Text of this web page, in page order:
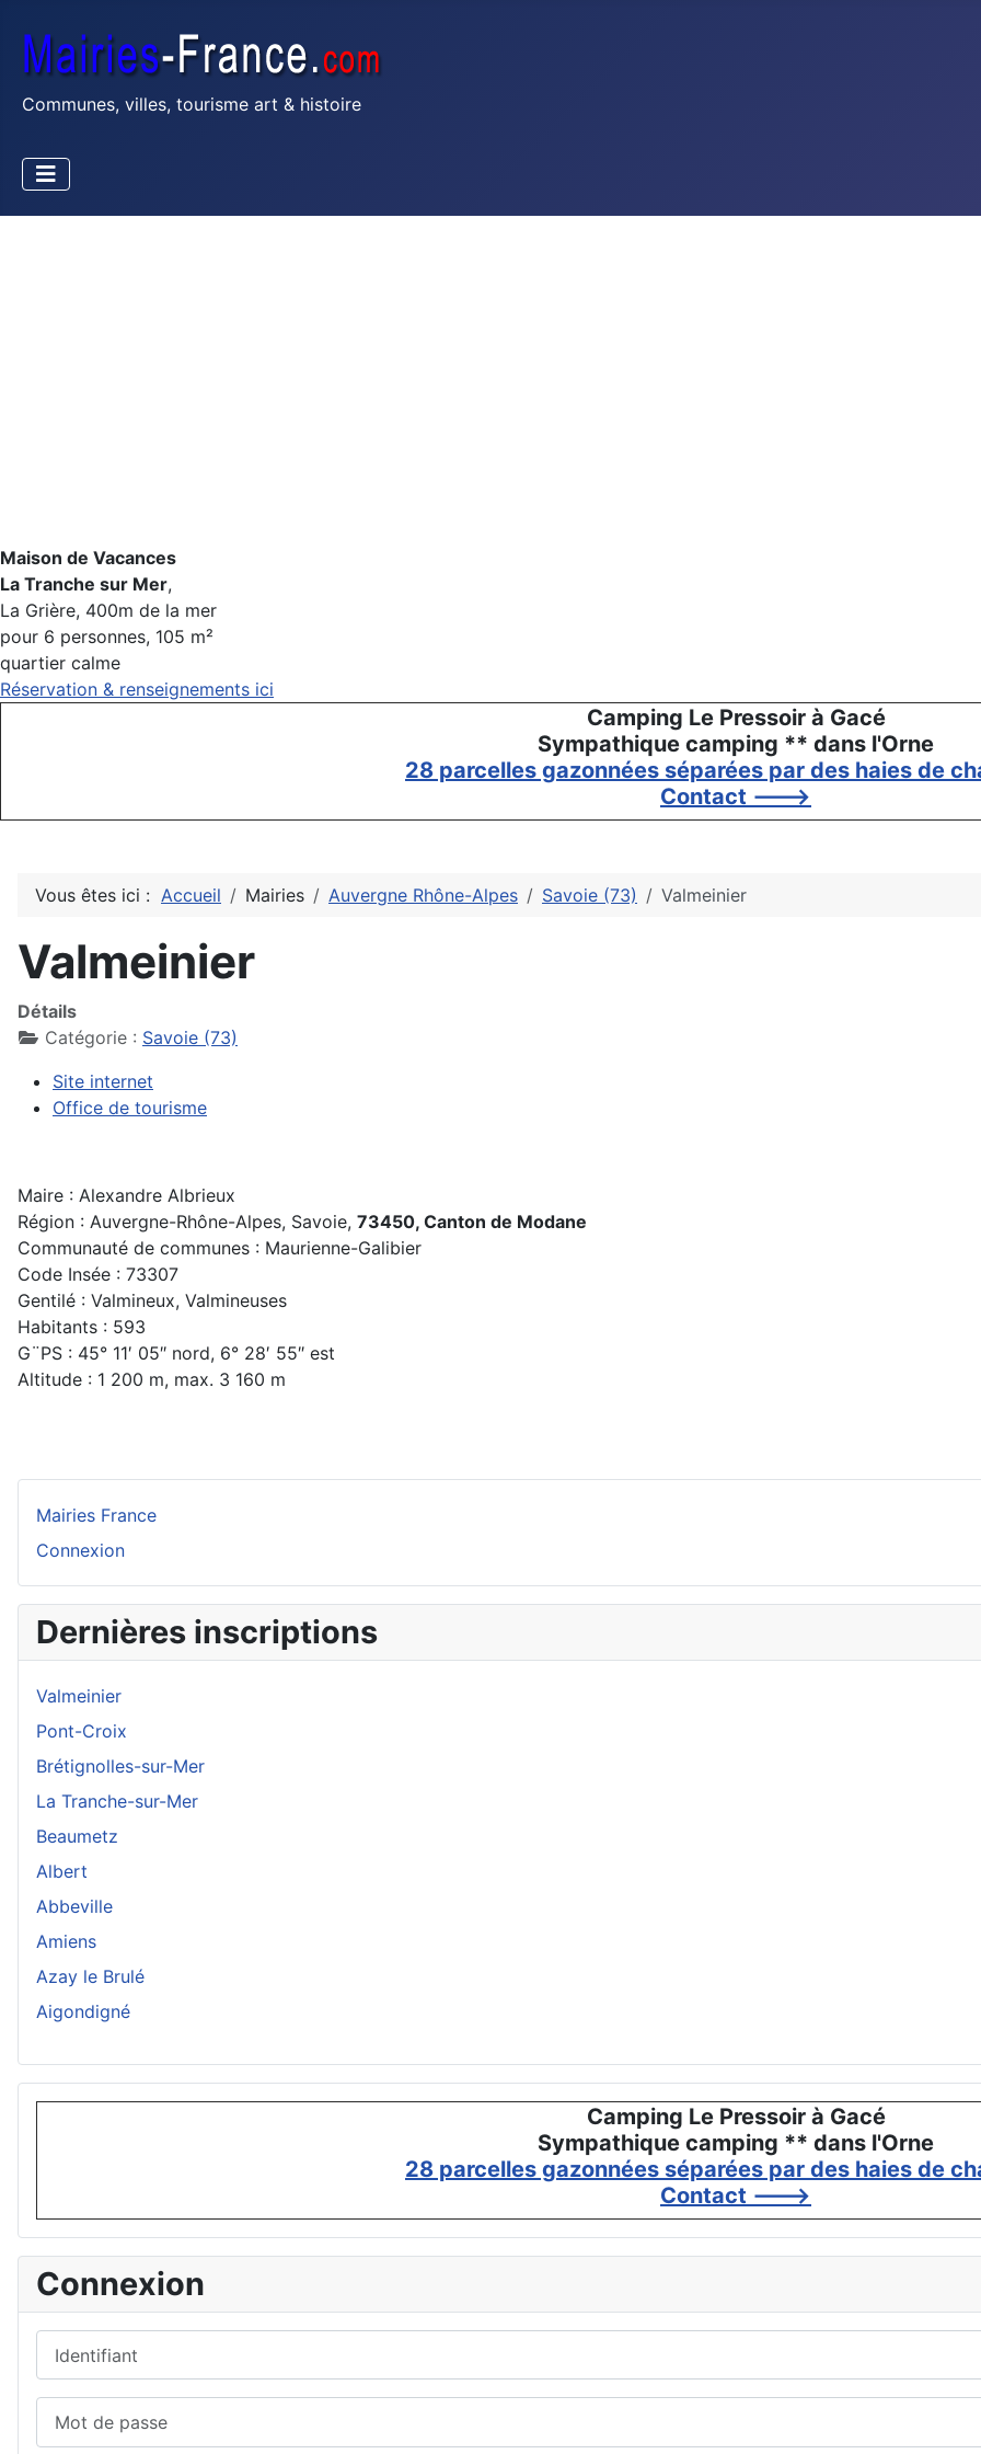
Communes, villes, tourisme art & histoire
Maison de Vacances
La Tranche sur Mer,
La Grière, 400m de la mer
pour 6 personnes, 105 m²
quartier calme
Réservation & renseignements ici
Camping Le Pressoir à Gacé
Sympathique camping ** dans l'Orne
28 parcelles gazonnées séparées par des haies de
Contact --->
Vous êtes ici : Accueil Mairies Auvergne Rhône-Alpes Savoie (73) Valmeinier
Valmeinier
Détails
Catégorie : Savoie (73)
Site internet
Office de tourisme
Maire : Alexandre Albrieux
Région : Auvergne-Rhône-Alpes, Savoie, 73450, Canton de Modane
Communauté de communes : Maurienne-Galibier
Code Insée : 73307
Gentilé : Valmineux, Valmineuses
Habitants : 593
G¨PS : 45° 11′ 05″ nord, 6° 28′ 55″ est
Altitude : 1 200 m, max. 3 160 m
Mairies France
Connexion
Dernières inscriptions
Valmeinier
Pont-Croix
Brétignolles-sur-Mer
La Tranche-sur-Mer
Beaumetz
Albert
Abbeville
Amiens
Azay le Brulé
Aigondigné
Camping Le Pressoir à Gacé
Sympathique camping ** dans l'Orne
28 parcelles gazonnées séparées par des haies de
Contact --->
Connexion